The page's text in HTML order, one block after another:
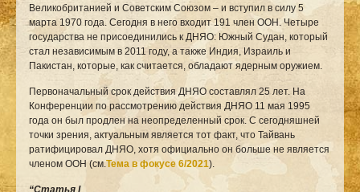
Великобританией и Советским Союзом – и вступил в силу 5
марта 1970 года. Сегодня в него входит 191 член ООН. Четыре
государства не присоединились к ДНЯО: Южный Судан, который
стал независимым в 2011 году, а также Индия, Израиль и
Пакистан, которые, как считается, обладают ядерным оружием.
Первоначальный срок действия ДНЯО составлял 25 лет. На
Конференции по рассмотрению действия ДНЯО 11 мая 1995
года он был продлен на неопределенный срок. С сегодняшней
точки зрения, актуальным является тот факт, что Тайвань
ратифицировал ДНЯО, хотя официально он больше не является
членом ООН (см.Тема в фокусе 6/2021).